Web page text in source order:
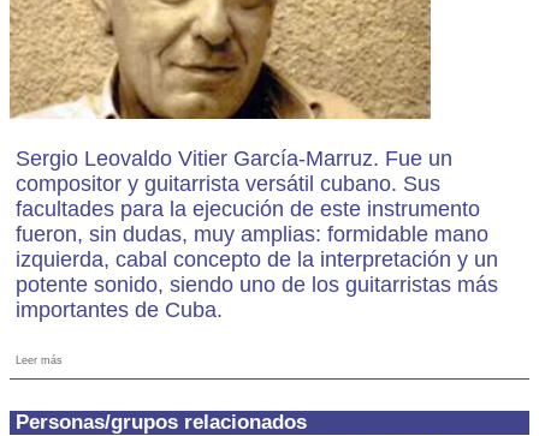
Sergio Leovaldo Vitier García-Marruz. Fue un
compositor y guitarrista versátil cubano. Sus
facultades para la ejecución de este instrumento
fueron, sin dudas, muy amplias: formidable mano
izquierda, cabal concepto de la interpretación y un
potente sonido, siendo uno de los guitarristas más
importantes de Cuba.
Leer más
Personas/grupos relacionados